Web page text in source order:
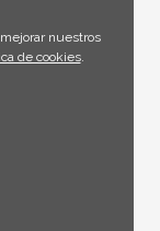
nuestros
de cookies.